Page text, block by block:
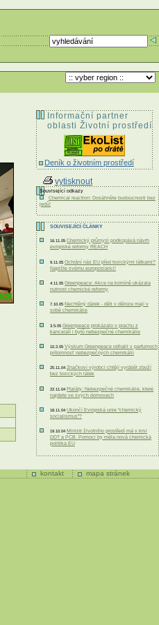
Informační partner
oblasti Životní prostředí
Deník o životním prostředí
vytisknout
Související odkazy
Chemical reaction: Dosáhněte budoucnosti bez
jedů!
SOUVISEJÍCÍ ČLÁNKY
16.11.05 Chemický průmysl podkopává návrh
evropské reformy REACH
9.11.05 Ochrání nás EU před toxickými látkami?
Napište svému europoslanci!
4.11.05 Greenpeace: Akce na komíně ukázala
nutnost chemické reformy
7.10.05 Nechtěný dárek - děti v děloze mají v
sobě chemikálie
3.5.05 Greenpeace prokázalo v prachu z
kanceláří i bytů nebezpečné chemikálie
10.2.05 Výskum Greenpeace odhalil v parfumoch
prítomnosť nebezpečných chemikálií
25.11.04 Značkoví výrobci chtějí vyrábět zboží
bez toxických látek
22.11.04 Ftaláty: Nebezpečné chemikálie, které
najdete ve svých domovech
18.11.04 Ukončí Evropská unie “chemický
socialismus”?
19.10.04 Ministr životního prostředí má v krvi
DDT a PCB. Pomoci by měla nová chemická
politika EU
kontakt mapa stránek